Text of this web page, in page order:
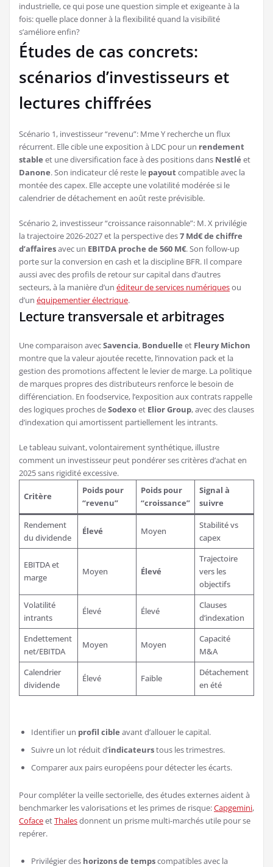
industrielle, ce qui pose une question simple et exigeante à la
fois: quelle place donner à la flexibilité quand la visibilité
s’améliore enfin?
Études de cas concrets:
scénarios d’investisseurs et
lectures chiffrées
Scénario 1, investisseur “revenu”: Mme Y recherche un flux
récurrent. Elle cible une exposition à LDC pour un rendement
stable et une diversification face à des positions dans Nestlé et
Danone. Son indicateur clé reste le payoutcompatible avec la
montée des capex. Elle accepte une volatilité modérée si le
calendrier de détachement en août reste prévisible.
Scénario 2, investisseur “croissance raisonnable”: M. X privilégie
la trajectoire 2026-2027 et la perspective des7 Md€ de chiffre
d’affairesavec un EBITDA proche de 560 M€. Son follow-up
porte sur la conversion en cash et la discipline BFR. Il compare
aussi avec des profils de retour sur capital dans d’autres
secteurs, à la manière d’un éditeur de services numériquesou
d’un équipementier électrique.
Lecture transversale et arbitrages
Une comparaison avecSavencia, Bonduelle et Fleury Michon
montre que la valeur ajoutée recette, l’innovation pack et la
gestion des promotions affectent le levier de marge. La politique
de marques propres des distributeurs renforce le besoin de
différenciation. En foodservice, l’exposition aux contrats rappelle
des logiques proches deSodexoet Elior Group, avec des clauses
d’indexation qui amortissent partiellement les intrants.
Le tableau suivant, volontairement synthétique, illustre
comment un investisseur peut pondérer ses critères d’achat en
2025 sans rigidité excessive.
Critère
Poids pour
“revenu”
Poids pour
“croissance”
Signal à
suivre
Rendement
du dividende
Élevé Moyen
Stabilité vs
capex
EBITDA et
marge
Moyen Élevé
Trajectoire
vers les
objectifs
Volatilité
intrants
Élevé Élevé
Clauses
d’indexation
Endettement
net/EBITDA
Moyen Moyen
Capacité
M&A
Calendrier
dividende
Élevé Faible
Détachement
en été
Identifier un profil cible avant d’allouer le capital.
Suivre un lot réduit d’indicateurstous les trimestres.
Comparer aux pairs européens pour détecter les écarts.
Pour compléter la veille sectorielle, des études externes aident à
benchmarker les valorisations et les primes de risque:Capgemini,
CofaceetThalesdonnent un prisme multi-marchés utile pour se
repérer.
Privilégier des horizons de tempscompatibles avec la